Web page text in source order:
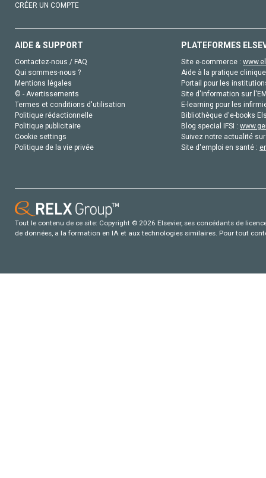
CRÉER UN COMPTE
AIDE & SUPPORT
Contactez-nous / FAQ
Qui sommes-nous ?
Mentions légales
© - Avertissements
Termes et conditions d'utilisation
Politique rédactionnelle
Politique publicitaire
Cookie settings
Politique de la vie privée
PLATEFORMES
Site e-commerce :
Aide à la pratique
Portail pour les
Site d'information sur
E-learning pour les
Bibliothèque d'e-books
Blog special IFSI :
Suivez notre actualité
Site d'emploi en santé :
Tout le contenu de ce site: Copyright © 2026 Elsevier, ses concédants de
de données, a la formation en IA et aux technologies similaires. Pour tout